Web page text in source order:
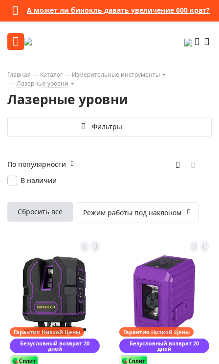
А может ли бинокль давать увеличение 600 крат?
Главная Каталог
Измерительные инструменты
Лазерные уровни
Лазерные уровни
Фильтры
В наличии
По популярности
Сбросить все Режим работы под наклоном
Гарантия Низкой Цены
Безусловный возврат 20
дней
Гарантия Низкой Цены
Безусловный возврат 20
дней